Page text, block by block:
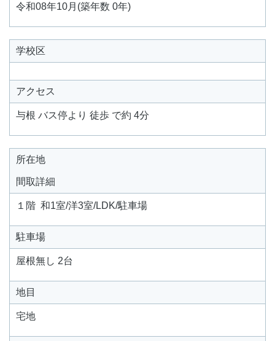
令和08年10月(築年数 0年)
学校区
アクセス
与根 バス停より 徒歩 で約 4分
所在地
間取詳細
１階 和1室/洋3室/LDK/駐車場
駐車場
屋根無し 2台
地目
宅地